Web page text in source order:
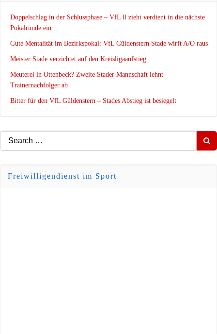
Doppelschlag in der Schlussphase – VfL ll zieht verdient in die nächste
Pokalrunde ein
Gute Mentalität im Bezirkspokal: VfL Güldenstern Stade wirft A/O raus
Meister Stade verzichtet auf den Kreisligaaufstieg
Meuterei in Ottenbeck? Zweite Stader Mannschaft lehnt
Trainernachfolger ab
Bitter für den VfL Güldenstern – Stades Abstieg ist besiegelt
Search
for:
Freiwilligendienst im Sport